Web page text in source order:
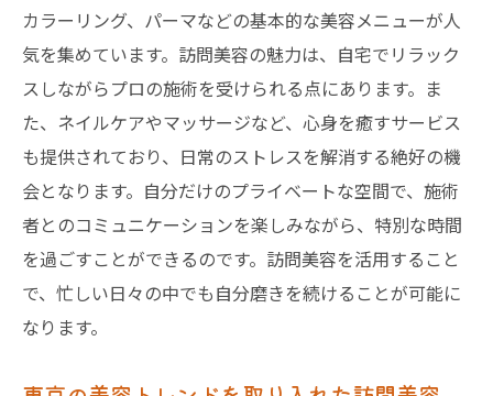
カラーリング、パーマなどの基本的な美容メニューが人
気を集めています。訪問美容の魅力は、自宅でリラック
スしながらプロの施術を受けられる点にあります。ま
た、ネイルケアやマッサージなど、心身を癒すサービス
も提供されており、日常のストレスを解消する絶好の機
会となります。自分だけのプライベートな空間で、施術
者とのコミュニケーションを楽しみながら、特別な時間
を過ごすことができるのです。訪問美容を活用すること
で、忙しい日々の中でも自分磨きを続けることが可能に
なります。